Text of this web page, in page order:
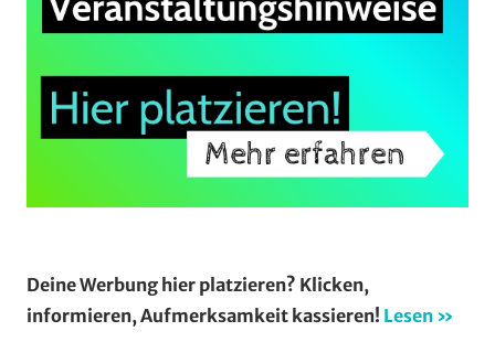
Deine Werbung hier platzieren? Klicken,
informieren, Aufmerksamkeit kassieren! Lesen »